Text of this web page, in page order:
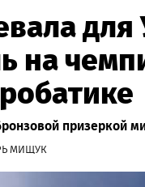
на
призеркой
МИЩУК